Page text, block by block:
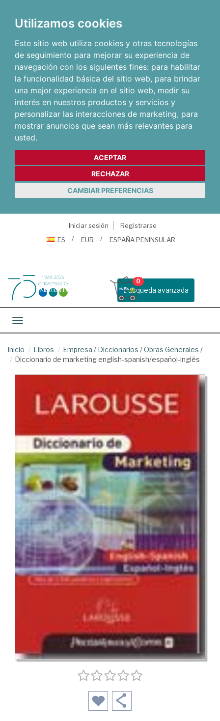
Utilizamos cookies
Este sitio web utiliza cookies y otras tecnologías
de seguimiento para mejorar su experiencia de
navegación con los siguientes fines: para habilitar
la funcionalidad básica del sitio web, para brindar
una mejor experiencia en el sitio web, medir su
interés en nuestros productos y servicios y
personalizar las interacciones de marketing, para
mostrar anuncios que sean más relevantes para
usted.
ACEPTAR
RECHAZAR
CAMBIAR PREFERENCIAS
Iniciar sesión
Registrarse
ES
EUR ESPAÑA PENINSULAR
Busqueda avanzada
0
Toggle navigation
Inicio Libros Empresa / Diccionarios /Obras Generales /
Diccionario de marketing english-spanish/español-inglés